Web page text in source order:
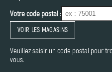
Votre code postal :
VOIR LES MAGASINS
Veuillez saisir un code postal pour
vous.